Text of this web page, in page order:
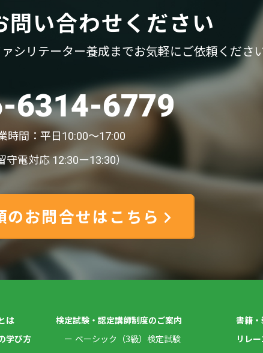
問い合わせください
シリテーター養成までお気軽にご依頼くださ
6314-6779
時間：平日10:00〜17:00
守電対応 12:30ー13:30）
のお問合せはこちら
は
学び方
検定試験・認定講師制度のご案内
ベーシック（3級）検定試験
書籍
リレ